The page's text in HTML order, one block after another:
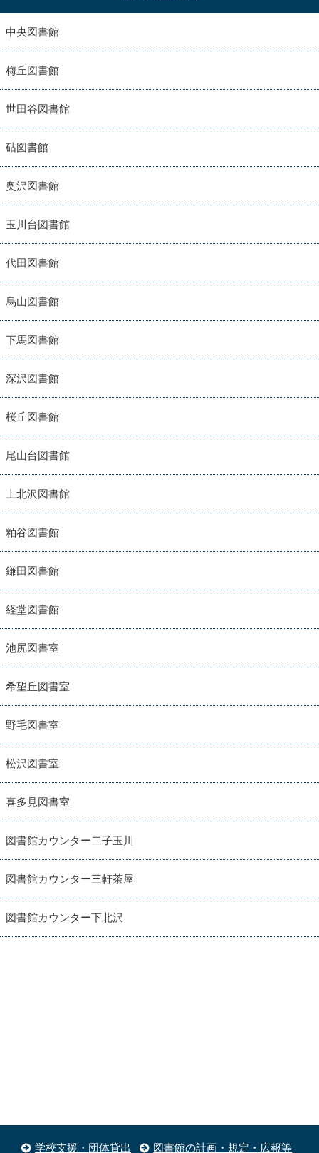
中央図書館
梅丘図書館
世田谷図書館
砧図書館
奥沢図書館
玉川台図書館
代田図書館
烏山図書館
下馬図書館
深沢図書館
桜丘図書館
尾山台図書館
上北沢図書館
粕谷図書館
鎌田図書館
経堂図書館
池尻図書室
希望丘図書室
野毛図書室
松沢図書室
喜多見図書室
図書館カウンター二子玉川
図書館カウンター三軒茶屋
図書館カウンター下北沢
学校支援・団体貸出 図書館の計画・規定・広報等